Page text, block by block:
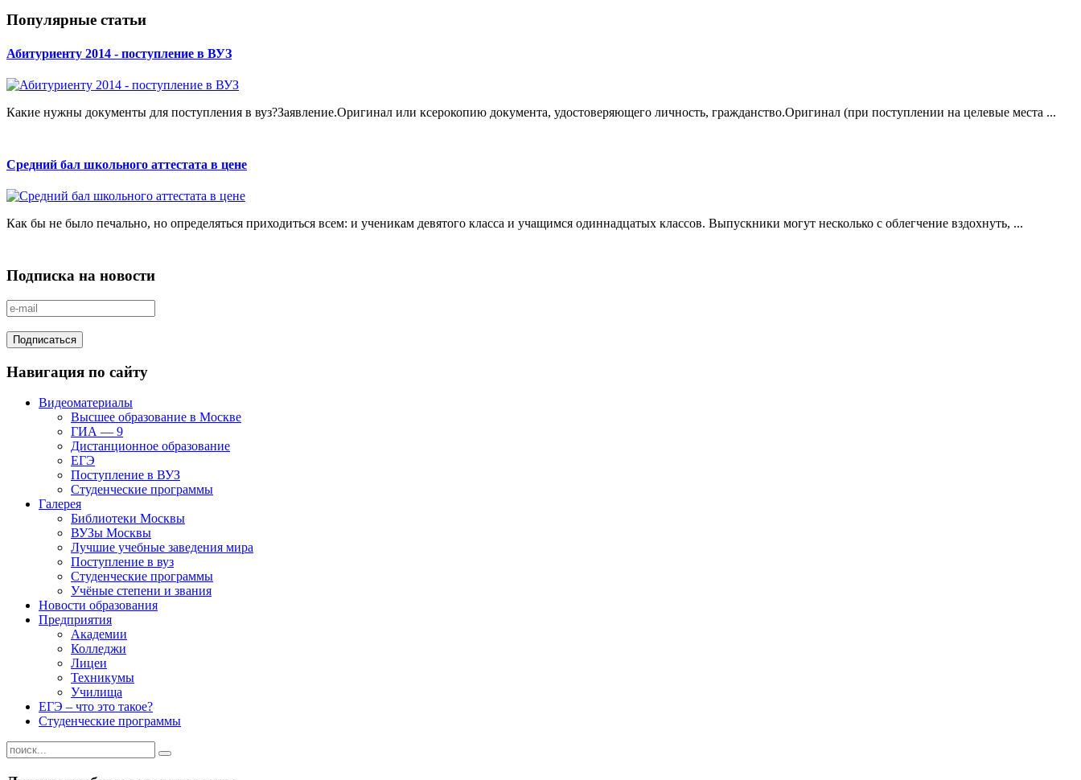
Популярные статьи
Абитуриенту 2014 - поступление в ВУЗ
Какие нужны документы для поступления в вуз?Заявление.Оригинал или ксерокопию документа, удостоверяющего личность, гражданство.Оригинал (при поступлении на целевые места ...
Средний бал школьного аттестата в цене
Как бы не было печально, но определяться приходиться всем: и ученикам девятого класса и учащимся одиннадцатых классов. Выпускники могут несколько с облегчение вздохнуть, ...
Подписка на новости
Навигация по сайту
Видеоматериалы
Высшее образование в Москве
ГИА — 9
Дистанционное образование
ЕГЭ
Поступление в ВУЗ
Студенческие программы
Галерея
Библиотеки Москвы
ВУЗы Москвы
Лучшие учебные заведения мира
Поступление в вуз
Студенческие программы
Учёные степени и звания
Новости образования
Предприятия
Академии
Колледжи
Лицеи
Техникумы
Училища
ЕГЭ – что это такое?
Студенческие программы